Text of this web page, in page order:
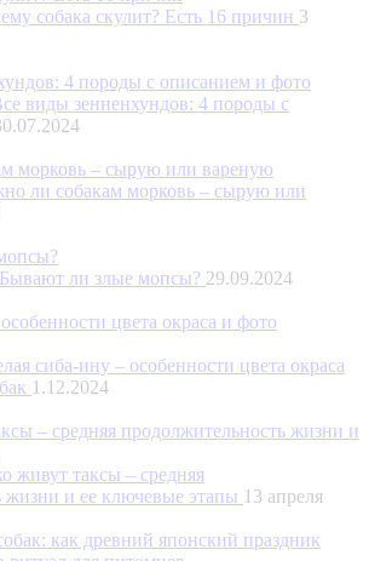
собака скулит? Есть 16 причин 3
виды зенненхундов: 4 породы с
ли собакам морковь – сырую или
Бывают ли злые мопсы? 29.09.2024
сиба-ину – особенности цвета окраса
1.12.2024
живут таксы – средняя
жизни и ее ключевые этапы 13 апреля